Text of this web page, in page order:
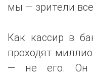
мы — зрители
Как кассир в
проходят
— не его. Он